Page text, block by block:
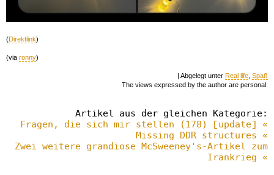
(Direktlink)
(via ronny)
| Abgelegt unter Real life, Spaß
The views expressed by the author are personal.
Artikel aus der gleichen Kategorie:
Fragen, die sich mir stellen (178) [update] «
Missing DDR structures «
Zwei weitere grandiose McSweeney's-Artikel zum
Irankrieg «